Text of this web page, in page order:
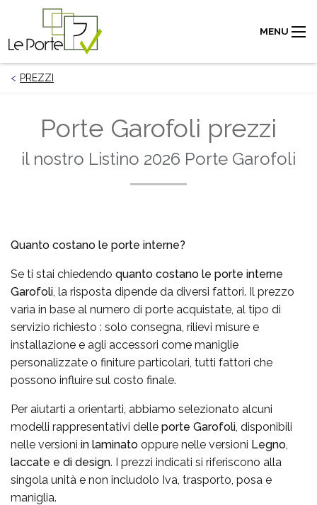
MENU
PREZZI
Porte Garofoli prezzi
il nostro Listino 2026 Porte Garofoli
Quanto costano le porte interne?
Se ti stai chiedendo quanto costano le porte interne
Garofoli, la risposta dipende da diversi fattori. Il prezzo
varia in base al numero di porte acquistate, al tipo di
servizio richiesto : solo consegna, rilievi misure e
installazione e agli accessori come maniglie
personalizzate o finiture particolari, tutti fattori che
possono influire sul costo finale.
Per aiutarti a orientarti, abbiamo selezionato alcuni
modelli rappresentativi delle porte Garofoli, disponibili
nelle versioni in laminato oppure nelle versioni Legno,
laccate e di design. I prezzi indicati si riferiscono alla
singola unità e non includolo Iva, trasporto, posa e
maniglia.